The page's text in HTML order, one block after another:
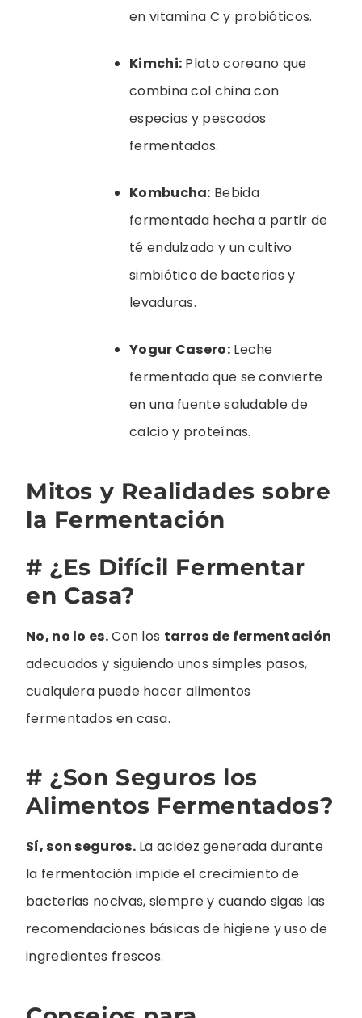
en vitamina C y probióticos.
Kimchi: Plato coreano que
combina col china con
especias y pescados
fermentados.
Kombucha: Bebida
fermentada hecha a partir de
té endulzado y un cultivo
simbiótico de bacterias y
levaduras.
Yogur Casero:Leche
fermentada que se convierte
en una fuente saludable de
calcio y proteínas.
Mitos y Realidades sobre
la Fermentación
# ¿Es Difícil Fermentar
en Casa?
No, no lo es.Con los tarros de fermentación
adecuados y siguiendo unos simples pasos,
cualquiera puede hacer alimentos
fermentados en casa.
# ¿Son Seguros los
Alimentos Fermentados?
Sí, son seguros.La acidez generada durante
la fermentación impide el crecimiento de
bacterias nocivas, siempre y cuando sigas las
recomendaciones básicas de higiene y uso de
ingredientes frescos.